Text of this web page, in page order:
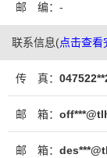
邮 编：-
联系信息(点击查看
传 真：
邮 箱：
邮 箱：